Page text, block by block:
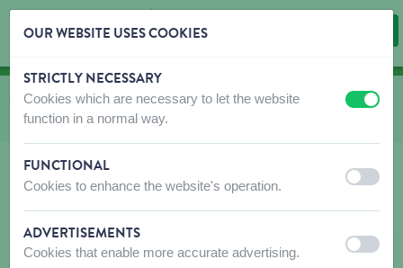
Skip content
Skip language choice
Vous êtes ici:
de
Catalogue vers
Oiseaux de la nature vers
Nourriture
vers
Nourriture grasse supplémentaire
NOURRITURE GRASSE SUPPLÉMENTAIRE
FILTRES
OUR WEBSITE USES COOKIES
STRICTLY NECESSARY
Cookies which are necessary to let the website
function in a normal way.
off on
FUNCTIONAL
Cookies to enhance the website's operation. off on
ADVERTISEMENTS
Cookies that enable more accurate advertising. off on